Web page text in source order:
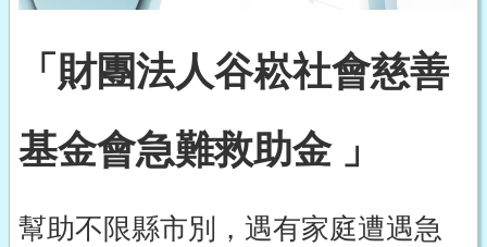
「財團法人谷崧社會慈善
基金會急難救助金 」
幫助不限縣市別，遇有家庭遭遇急